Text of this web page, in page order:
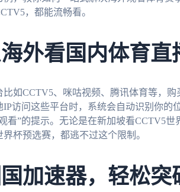
，都能流畅看。
外看国内体育直
比如CCTV5、咪咕视频、腾讯体育等，
IP访问这些平台时，系统会自动识别你的
看”的提示。无论是在新加坡看CCTV5
界杯预选赛，都逃不过这个限制。
加速器，轻松突